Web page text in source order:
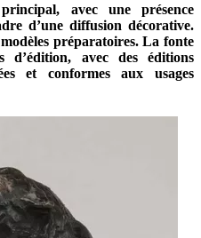
avec une présence
d’une diffusion décorative.
préparatoires. La fonte
d’édition, avec des éditions
et conformes aux usages